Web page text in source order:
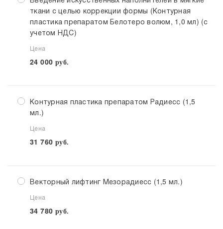
ткани с целью коррекции формы (Контурная
пластика препаратом Белотеро волюм, 1,0 мл) (с
учетом НДС)
Цена
24 000 руб.
Контурная пластика препаратом Радиесс (1,5
мл.)
Цена
31 760 руб.
Векторный лифтинг Мезорадиесс (1,5 мл.)
Цена
34 780 руб.